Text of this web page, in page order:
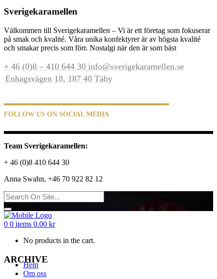
Sverigekaramellen
Välkommen till Sverigekaramellen – Vi är ett företag som fokuserar
på smak och kvalité. Våra unika konfektyrer är av högsta kvalité
och smakar precis som förr. Nostalgi när den är som bäst
+ 46 (0)8 – 410 644 30 info@sverigekaramellen.se
Enhagsvägen 18, 187 40 Täby
FOLLOW US ON SOCIAL MEDIA
Team Sverigekaramellen:
+ 46 (0)8 410 644 30
Anna Swahn, +46 70 922 82 12
0 0 items 0.00 kr
No products in the cart.
Hem
Om oss
ARCHIVE